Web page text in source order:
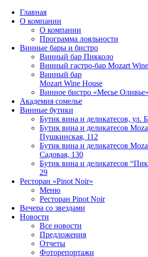
Главная
О компании
О компании
Программа лояльности
Винные бары и бистро
Винный бар Пикколо
Винный гастро-бар Mozart
Винный бар
Mozart Wine House
Винное бистро «Месье Оливье»
Академия сомелье
Винные бутики
Бутик вина и деликатесов, ул.
Бутик вина и деликатесов
Пушкинская, 112
Бутик вина и деликатесов
Садовая, 130
Бутик вина и деликатесов
29
Ресторан «Pinot Noir»
Меню
Ресторан Pinot Noir
Вечера со звездами
Новости
Все новости
Предложения
Отчеты
Фоторепортажи